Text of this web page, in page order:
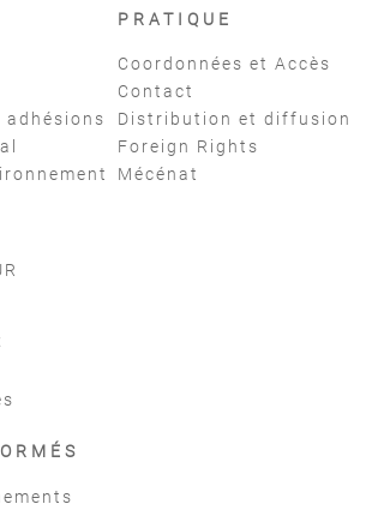
PRATIQUE
Coordonnées et Accès
Contact
Distribution et diffusion
Foreign Rights
Mécénat